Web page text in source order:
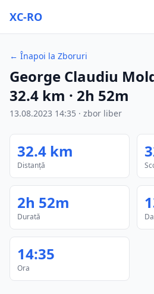
XC-RO
← Înapoi la Zboruri
George Claudiu
32.4 km · 2h 52m
13.08.2023 14:35 · zbor liber
32.4 km
Distanță
2h 52m
Durată
14:35
Ora